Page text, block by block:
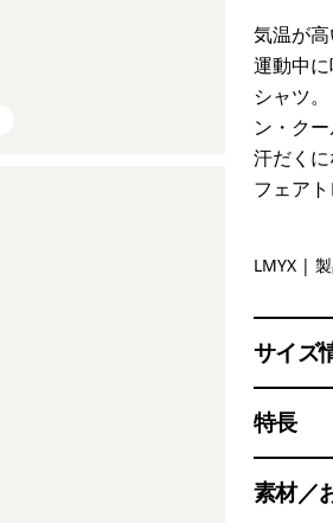
気温が
運動中
シャツ
ン・ク
汗だく
フェア
LMYX |
サイズ
特長
素材／